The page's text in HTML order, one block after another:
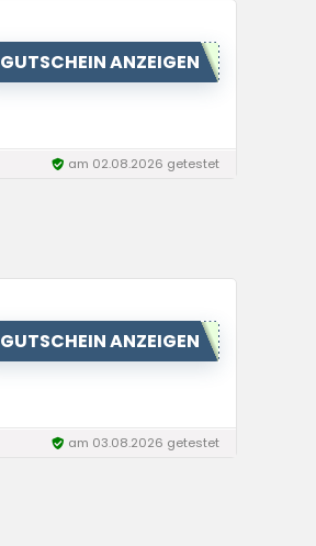
GUTSCHEIN ANZEIGEN
am 02.08.2026 getestet
GUTSCHEIN ANZEIGEN
am 03.08.2026 getestet